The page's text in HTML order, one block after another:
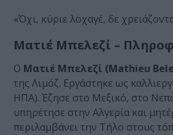
«Όχι, κύριε λοχαγέ, δε
Ματιέ Μπελεζί –
Ο Ματιέ Μπελεζί (Mathieu
της Λιμόζ. Εργάστηκε ως
ΗΠΑ). Έζησε στο Μεξικό, στο
υπηρέτησε στην Αλγερία και
περιλαμβάνει την Τήλο στους